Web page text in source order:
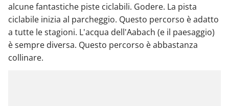
alcune fantastiche piste ciclabili. Godere. La pista
ciclabile inizia al parcheggio. Questo percorso è adatto
a tutte le stagioni. L'acqua dell'Aabach (e il paesaggio)
è sempre diversa. Questo percorso è abbastanza
collinare.